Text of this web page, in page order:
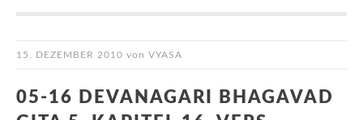
15. DEZEMBER 2010 von VYASA
05-16 DEVANAGARI BHAGAVAD